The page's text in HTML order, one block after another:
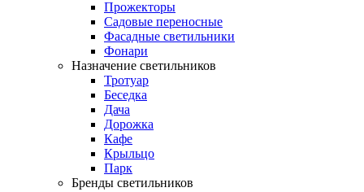
Прожекторы
Садовые переносные
Фасадные светильники
Фонари
Назначение светильников
Тротуар
Беседка
Дача
Дорожка
Кафе
Крыльцо
Парк
Бренды светильников